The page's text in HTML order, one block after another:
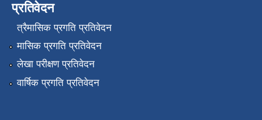
प्रतिवेदन
त्रैमासिक प्रगति प्रतिवेदन
मासिक प्रगति प्रतिवेदन
लेखा परीक्षण प्रतिवेदन
वार्षिक प्रगति प्रतिवेदन